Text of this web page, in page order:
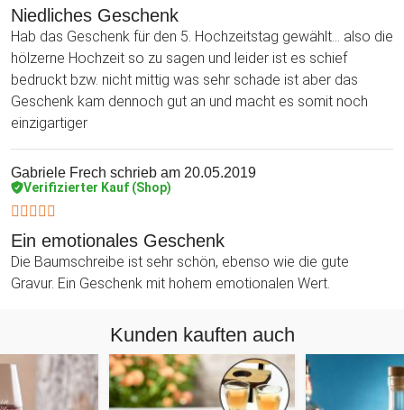
Niedliches Geschenk
Hab das Geschenk für den 5. Hochzeitstag gewählt... also die
hölzerne Hochzeit so zu sagen und leider ist es schief
bedruckt bzw. nicht mittig was sehr schade ist aber das
Geschenk kam dennoch gut an und macht es somit noch
einzigartiger
Gabriele Frech schrieb am 20.05.2019
Verifizierter Kauf (Shop)
Ein emotionales Geschenk
Die Baumschreibe ist sehr schön, ebenso wie die gute
Gravur. Ein Geschenk mit hohem emotionalen Wert.
Kunden kauften auch